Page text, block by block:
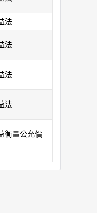
法
法
法
法
衡量公允價